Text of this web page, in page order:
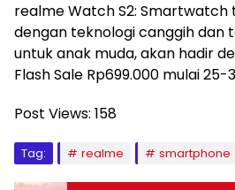
realme Watch S2:
dengan teknologi canggih dan
untuk anak muda, akan hadir
Flash Sale Rp699.000 mulai
Post Views: 158
Tag: realme smartphone